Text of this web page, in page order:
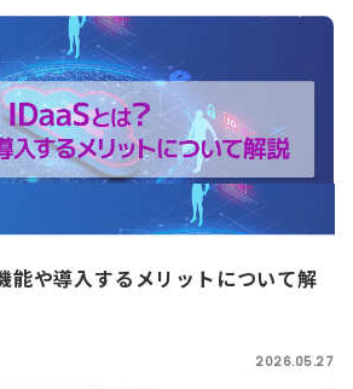
能や導入するメリットについて解
2026.05.27